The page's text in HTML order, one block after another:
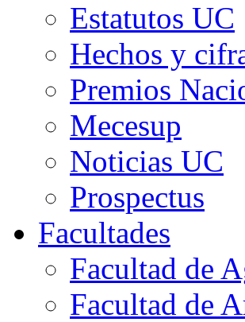
Estatutos UC
Hechos y
Premios
Mecesup
Noticias UC
Prospectus
Facultades
Facultad de
Facultad de